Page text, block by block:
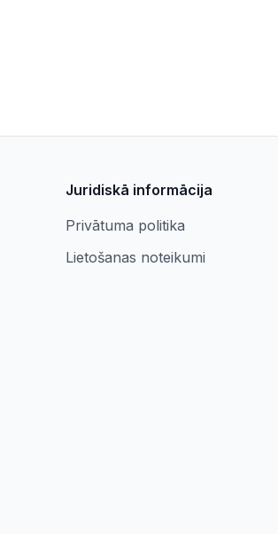
Juridiskā informācija
Privātuma politika
Lietošanas noteikumi